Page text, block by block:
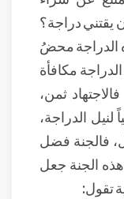
يقتني دراجة؟
الدراجة محضُ
مكافأة
ثمن،
لنيل الدراجة،
فالجنة فضل
الجنة جعل
تقول: